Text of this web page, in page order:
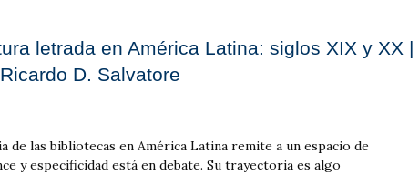
letrada en América Latina: siglos XIX y XX |
D. Salvatore
de las bibliotecas en América Latina remite a un espacio de
y especificidad está en debate. Su trayectoria es algo